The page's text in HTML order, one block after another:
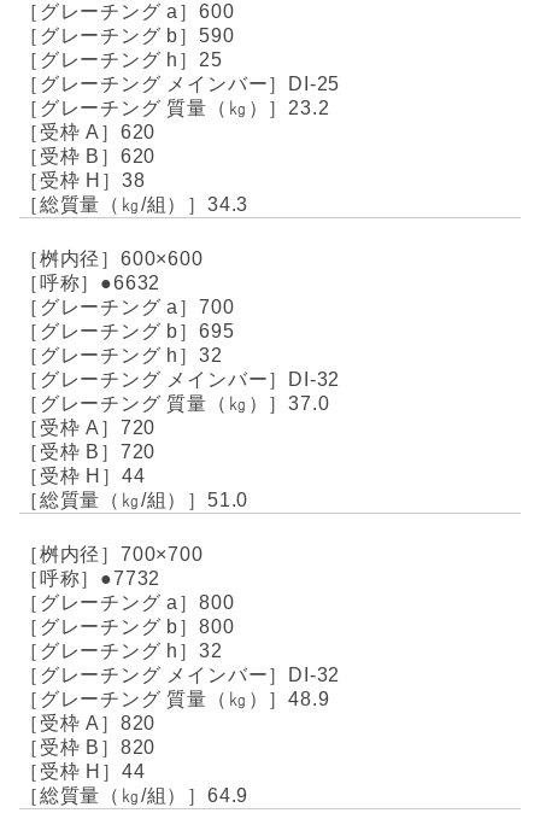
600
590
25
DI-25
23.2
620
620
38
34.3
600×600
●6632
700
695
32
DI-32
37.0
720
720
44
51.0
700×700
●7732
800
800
32
DI-32
48.9
820
820
44
64.9